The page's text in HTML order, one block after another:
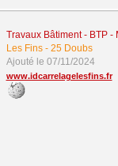
Travaux Bâtiment - BTP
Les Fins- 25 Doubs
Ajouté le 07/11/2024
www.idcarrelagelesfins.fr